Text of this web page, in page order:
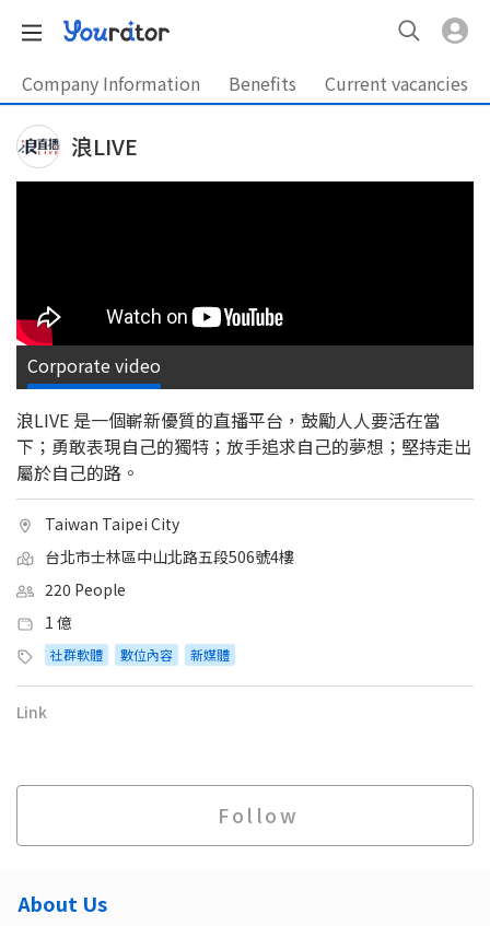
Company Information Benefits Current vacancies
浪LIVE
Corporate video
浪LIVE 是一個嶄新優質的直播平台，鼓勵人人要活在當
下；勇敢表現自己的獨特；放手追求自己的夢想；堅持走出
屬於自己的路。
Taiwan Taipei City
台北市士林區中山北路五段506號4樓
220 People
1 億
社群軟體 數位內容 新媒體
Link
Follow
About Us